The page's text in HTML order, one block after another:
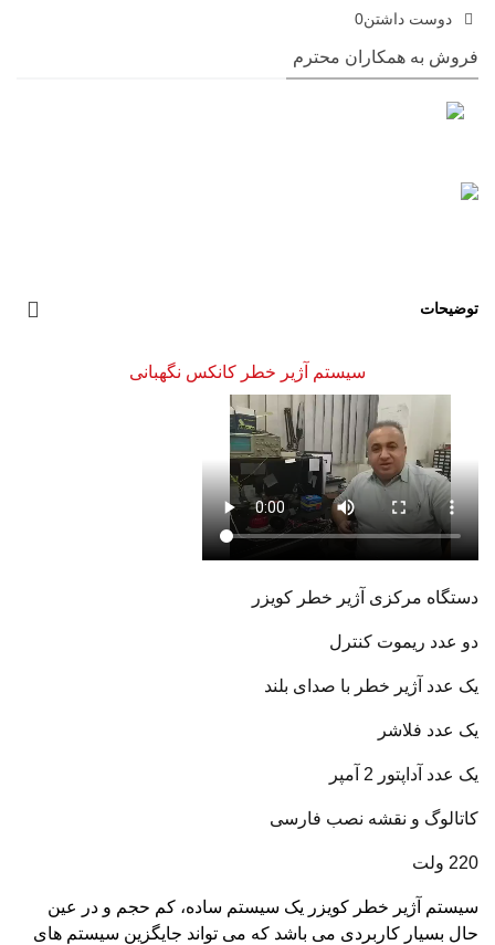
دوست داشتن0
فروش به همکاران محترم
توضیحات
سیستم آژیر خطر کانکس نگهبانی
دستگاه مرکزی آژیر خطر کویزر
دو عدد ریموت کنترل
یک عدد آژیر خطر با صدای بلند
یک عدد فلاشر
یک عدد آداپتور 2 آمپر
کاتالوگ و نقشه نصب فارسی
220 ولت
سیستم آژیر خطر کویزر یک سیستم ساده، کم حجم و در عین
حال بسیار کاربردی می باشد که می تواند جایگزین سیستم های